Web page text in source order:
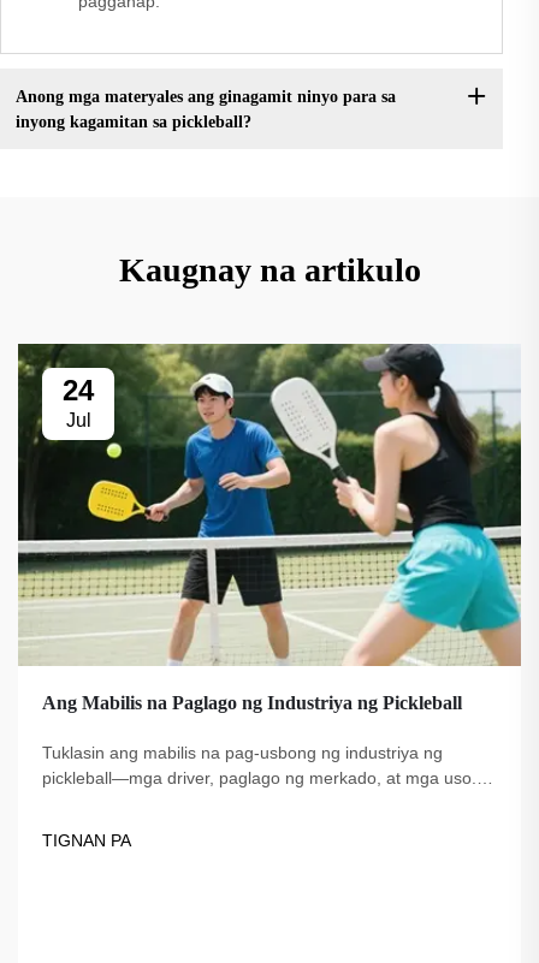
Anong mga materyales ang ginagamit ninyo para sa
inyong kagamitan sa pickleball?
Kaugnay na artikulo
24
Jul
Ang Mabilis na Paglago ng Industriya ng Pickleball
Tuklasin ang mabilis na pag-usbong ng industriya ng
pickleball—mga driver, paglago ng merkado, at mga uso.
TIGNAN PA